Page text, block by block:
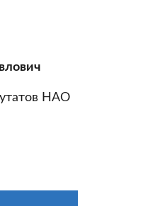
НАО